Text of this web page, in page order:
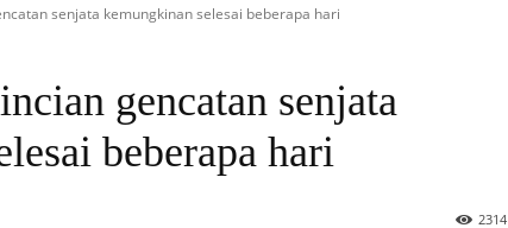
senjata kemungkinan selesai beberapa hari
gencatan senjata
beberapa hari
2314